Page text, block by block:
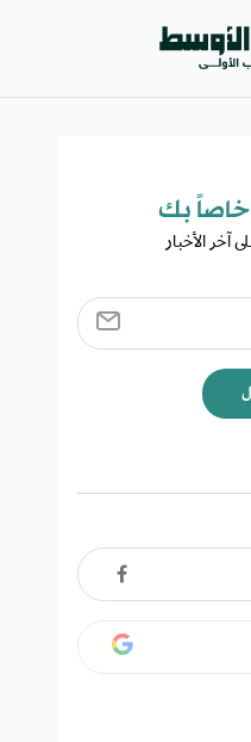
بك​
الأخبار